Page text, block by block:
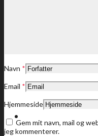
Navn *
Email *
Hjemmeside
Gem mit navn, mail og
jeg kommenterer.